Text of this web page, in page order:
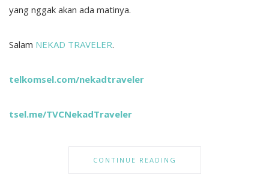
yang nggak akan ada matinya.
Salam NEKAD TRAVELER.
telkomsel.com/nekadtraveler
tsel.me/TVCNekadTraveler
CONTINUE READING